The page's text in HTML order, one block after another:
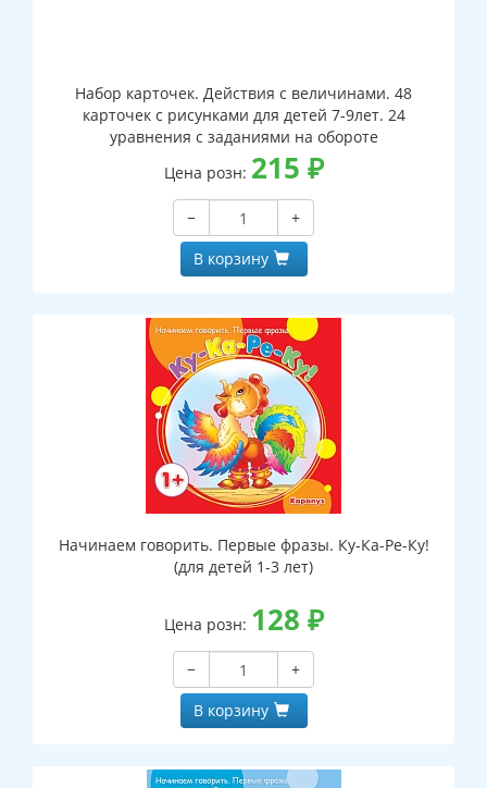
Набор карточек. Действия с величинами. 48
карточек с рисунками для детей 7-9лет. 24
уравнения с заданиями на обороте
Цена розн: 215 ₽
−
+
В корзину
Начинаем говорить. Первые фразы. Ку-Ка-Ре-Ку!
(для детей 1-3 лет)
Цена розн: 128 ₽
−
+
В корзину